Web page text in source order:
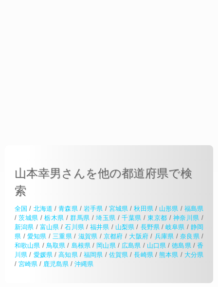
山本幸男さんを他の都道府県で検
索
全国 / 北海道 /青森県/ 岩手県 / 宮城県 /秋田県/ 山形県 / 福島県
/茨城県 /栃木県 /群馬県 /埼玉県 /千葉県 /東京都 /神奈川県 /
新潟県 / 富山県 /石川県/福井県 / 山梨県 / 長野県/岐阜県 / 静岡
県 / 愛知県 /三重県 / 滋賀県 / 京都府 / 大阪府 / 兵庫県 / 奈良県/
和歌山県 / 鳥取県 / 島根県/ 岡山県/ 広島県 / 山口県 /徳島県/香
川県 / 愛媛県/高知県/ 福岡県 / 佐賀県 /長崎県/熊本県 / 大分県
/ 宮崎県 / 鹿児島県 / 沖縄県